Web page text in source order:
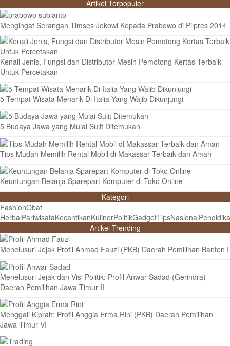
Artikel Terpopuler
Mengingat Serangan Timses Jokowi Kepada Prabowo di Pilpres 2014
Kenali Jenis, Fungsi dan Distributor Mesin Pemotong Kertas Terbaik
Untuk Percetakan
5 Tempat Wisata Menarik Di Italia Yang Wajib Dikunjungi
5 Budaya Jawa yang Mulai Sulit Ditemukan
Tips Mudah Memilih Rental Mobil di Makassar Terbaik dan Aman
Keuntungan Belanja Sparepart Komputer di Toko Online
Kategori
FashionObat
HerbalPariwisataKecantikanKulinerPolitikGadgetTipsNasional
Artikel Trending
Menelusuri Jejak Profil Ahmad Fauzi (PKB) Daerah Pemilihan Banten I
Menelusuri Jejak dan Visi Politik: Profil Anwar Sadad (Gerindra)
Daerah Pemilihan Jawa Timur II
Menggali Kiprah: Profil Anggia Erma Rini (PKB) Daerah Pemilihan
Jawa Timur VI